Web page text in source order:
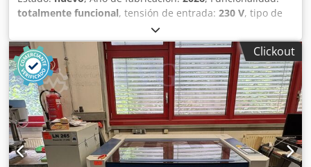
totalmente funcional, tensión de entrada: 230 V, tipo de
Aire acondicionado
láser:30 W, tipo de refrigeración:aire, peso total:45 kg,
tipo de ajuste de altura:eléctrico , longitud del área de
exploración:
110 mm, ancho del área de escaneo:110 mm,
longitud de onda del láser:1.064 nm, temperatura
ambiente (mín.):
15 °C, temperatura ambiente (máx.):35
°C, La LAS 22 es una unidad compacta de sobremesa con
una pequeña área de trabajo, ideal para piezas pequeñas.
Gracias a su reducido tamaño, el sistema es muy práctico y
puede utilizarse en cualquier lugar. El sistema universal
Clickout